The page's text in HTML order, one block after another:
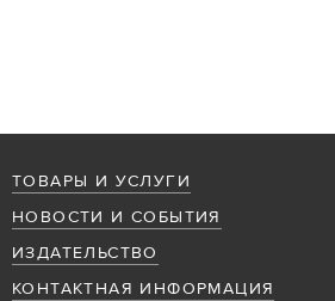
ТОВАРЫ И УСЛУГИ
НОВОСТИ И СОБЫТИЯ
ИЗДАТЕЛЬСТВО
КОНТАКТНАЯ ИНФОРМАЦИЯ